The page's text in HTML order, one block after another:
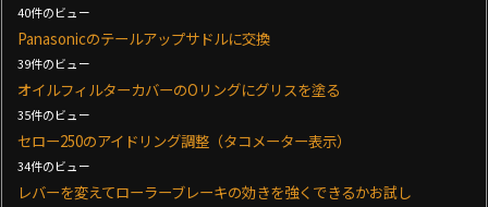
40件のビュー
Panasonicのテールアップサドルに交換
39件のビュー
オイルフィルターカバーのOリングにグリスを塗る
35件のビュー
セロー250のアイドリング調整（タコメーター表示）
34件のビュー
レバーを変えてローラーブレーキの効きを強くできるかお試し